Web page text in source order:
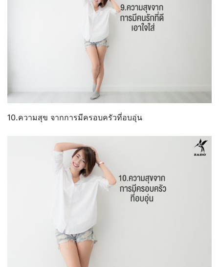
10.ความสุข จากการมีครอบครัวที่อบอุ่น